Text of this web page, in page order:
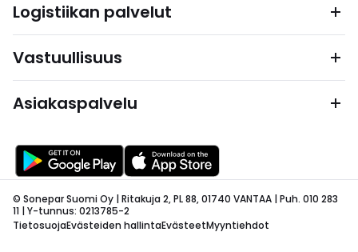
Logistiikan palvelut
Vastuullisuus
Asiakaspalvelu
© Sonepar Suomi Oy | Ritakuja 2, PL 88, 01740 VANTAA | Puh. 010 283
11 | Y-tunnus: 0213785-2
TietosuojaEvästeiden hallintaEvästeetMyyntiehdot